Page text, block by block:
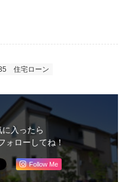
住宅ローン
入ったら
ォローしてね！
Follow Me